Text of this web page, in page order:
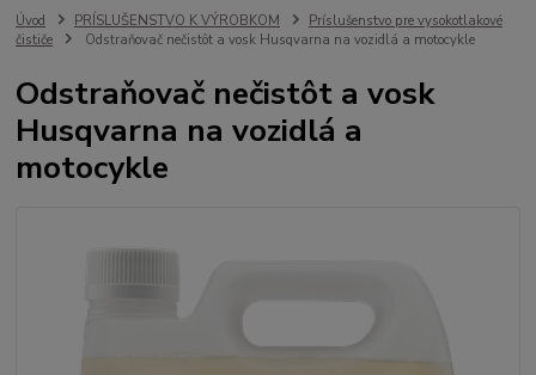
Úvod PRÍSLUŠENSTVO K VÝROBKOM
Príslušenstvo pre vysokotlakové
čističe
Odstraňovač nečistôt a vosk Husqvarna na vozidlá a motocykle
Odstraňovač nečistôt a vosk
Husqvarna na vozidlá a
motocykle